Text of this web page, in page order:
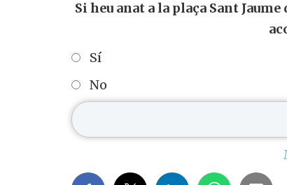
Si heu anat a la plaça Sant
Sí
No